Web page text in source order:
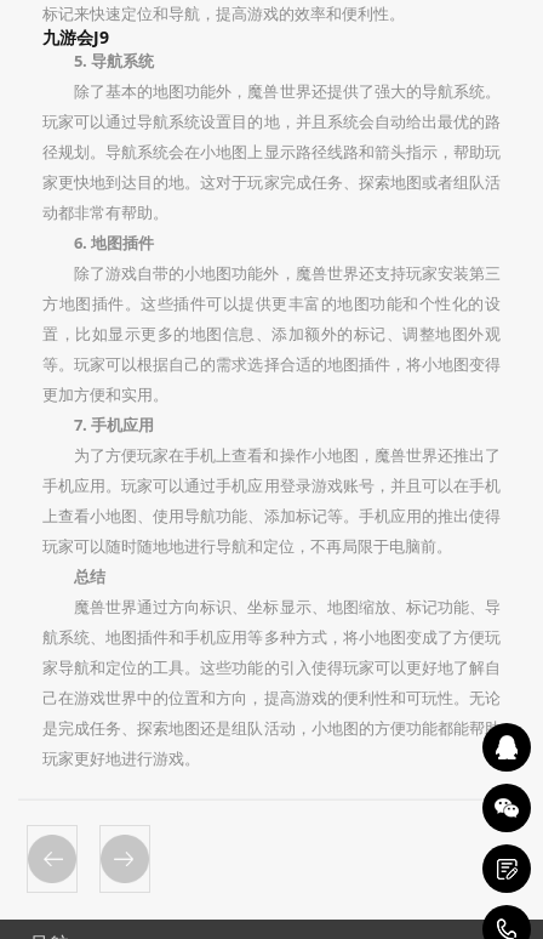
标记来快速定位和导航，提高游戏的效率和便利性。
九游会J9
5. 导航系统
除了基本的地图功能外，魔兽世界还提供了强大的导航系统。
玩家可以通过导航系统设置目的地，并且系统会自动给出最优的路
径规划。导航系统会在小地图上显示路径线路和箭头指示，帮助玩
家更快地到达目的地。这对于玩家完成任务、探索地图或者组队活
动都非常有帮助。
6. 地图插件
除了游戏自带的小地图功能外，魔兽世界还支持玩家安装第三
方地图插件。这些插件可以提供更丰富的地图功能和个性化的设
置，比如显示更多的地图信息、添加额外的标记、调整地图外观
等。玩家可以根据自己的需求选择合适的地图插件，将小地图变得
更加方便和实用。
7. 手机应用
为了方便玩家在手机上查看和操作小地图，魔兽世界还推出了
手机应用。玩家可以通过手机应用登录游戏账号，并且可以在手机
上查看小地图、使用导航功能、添加标记等。手机应用的推出使得
玩家可以随时随地地进行导航和定位，不再局限于电脑前。
总结
魔兽世界通过方向标识、坐标显示、地图缩放、标记功能、导
航系统、地图插件和手机应用等多种方式，将小地图变成了方便玩
家导航和定位的工具。这些功能的引入使得玩家可以更好地了解自
己在游戏世界中的位置和方向，提高游戏的便利性和可玩性。无论
是完成任务、探索地图还是组队活动，小地图的方便功能都能帮助
玩家更好地进行游戏。